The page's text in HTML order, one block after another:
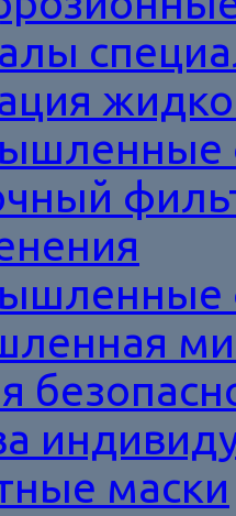
маски